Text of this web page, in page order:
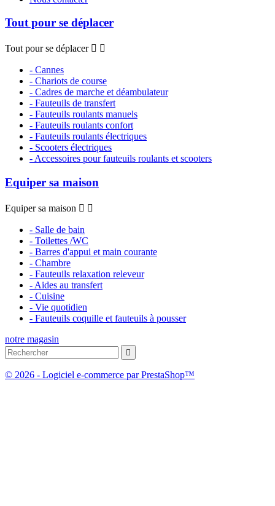
Tout pour se déplacer
Tout pour se déplacer  
- Cannes
- Chariots de course
- Cadres de marche et déambulateur
- Fauteuils de transfert
- Fauteuils roulants manuels
- Fauteuils roulants confort
- Fauteuils roulants électriques
- Scooters électriques
- Accessoires pour fauteuils roulants et scooters
Equiper sa maison
Equiper sa maison  
- Salle de bain
- Toilettes /WC
- Barres d'appui et main courante
- Chambre
- Fauteuils relaxation releveur
- Aides au transfert
- Cuisine
- Vie quotidien
- Fauteuils coquille et fauteuils à pousser
notre magasin

© 2026 - Logiciel e-commerce par PrestaShop™